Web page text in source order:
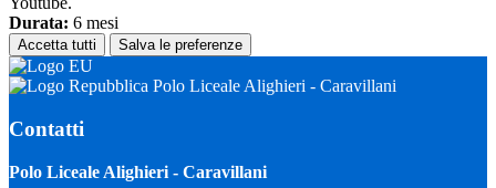
Durata: 6 mesi
Accetta tutti Salva le preferenze
Polo Liceale Alighieri - Caravillani
Contatti
Polo Liceale Alighieri - Caravillani